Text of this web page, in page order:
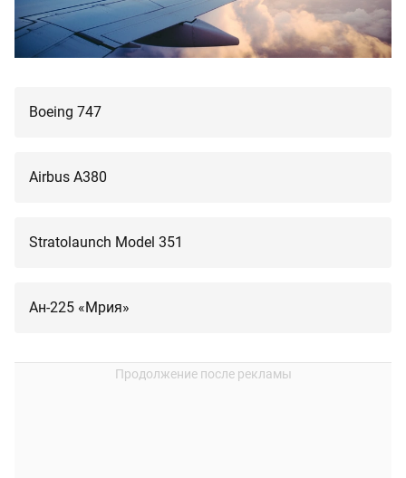
Boeing 747
Airbus A380
Stratolaunch Model 351
Ан-225 «Мрия»